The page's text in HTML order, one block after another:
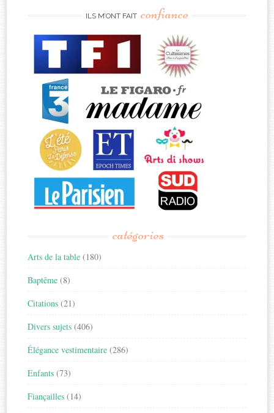
ILS M’ONT FAIT confiance
catégories
Arts de la table (180)
Baptême (8)
Citations (21)
Divers sujets (406)
Élégance vestimentaire (286)
Enfants (73)
Fiançailles (14)